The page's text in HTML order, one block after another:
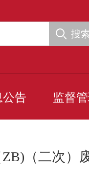
搜
公告 监督
（二次）